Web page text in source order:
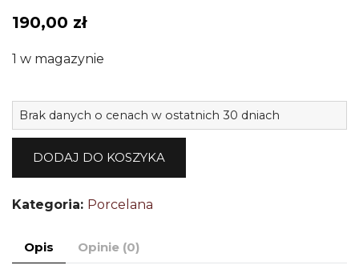
190,00 zł
1 w magazynie
Brak danych o cenach w ostatnich 30 dniach
DODAJ DO KOSZYKA
Kategoria: Porcelana
Opis Opinie (0)